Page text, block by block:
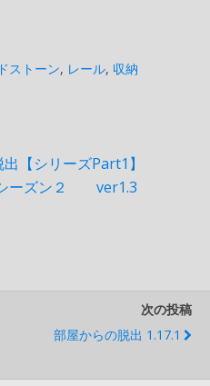
ストーン, レール, 収納
【シリーズPart1】
ーズン２ ver1.3
次の投稿
部屋からの脱出 1.17.1